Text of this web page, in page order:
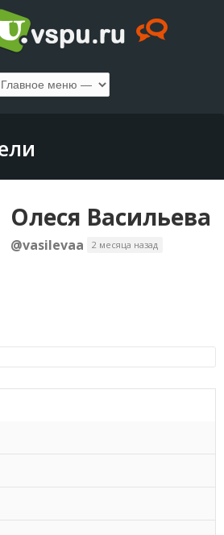
Олеся Васильева
@vasilevaa 2 месяца назад